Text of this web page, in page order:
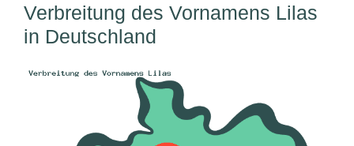
Verbreitung des Vornamens Lilas
in Deutschland